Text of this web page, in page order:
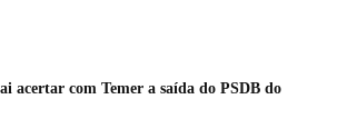
acertar com Temer a saída do PSDB do